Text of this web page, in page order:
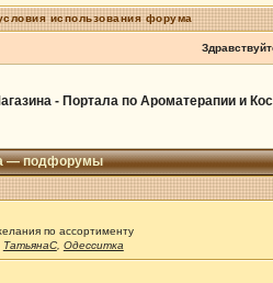
использования форума
- Портала по Ароматерапии и
— подфорумы
по ассортименту
ТатьянаС, Одесситка